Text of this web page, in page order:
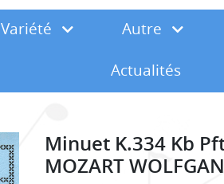
Variété Autre
Actualités
Minuet K.334 Kb
MOZART